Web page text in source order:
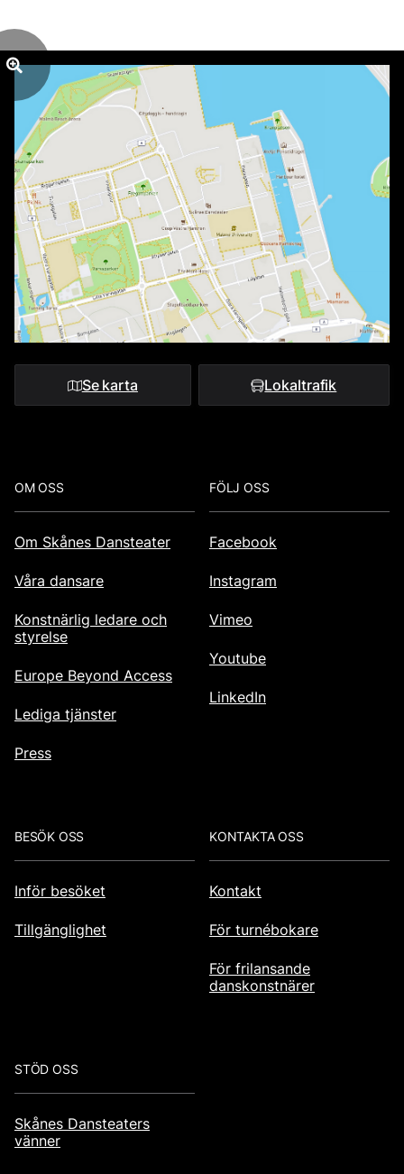
Se karta Lokaltrafik
Footer
OM OSS
Om Skånes Dansteater
Våra dansare
Konstnärlig ledare och
styrelse
Europe Beyond Access
Lediga tjänster
Press
FÖLJ OSS
Facebook
Instagram
Vimeo
Youtube
LinkedIn
BESÖK OSS
Inför besöket
Tillgänglighet
KONTAKTA OSS
Kontakt
För turnébokare
För frilansande
danskonstnärer
STÖD OSS
Skånes Dansteaters
vänner